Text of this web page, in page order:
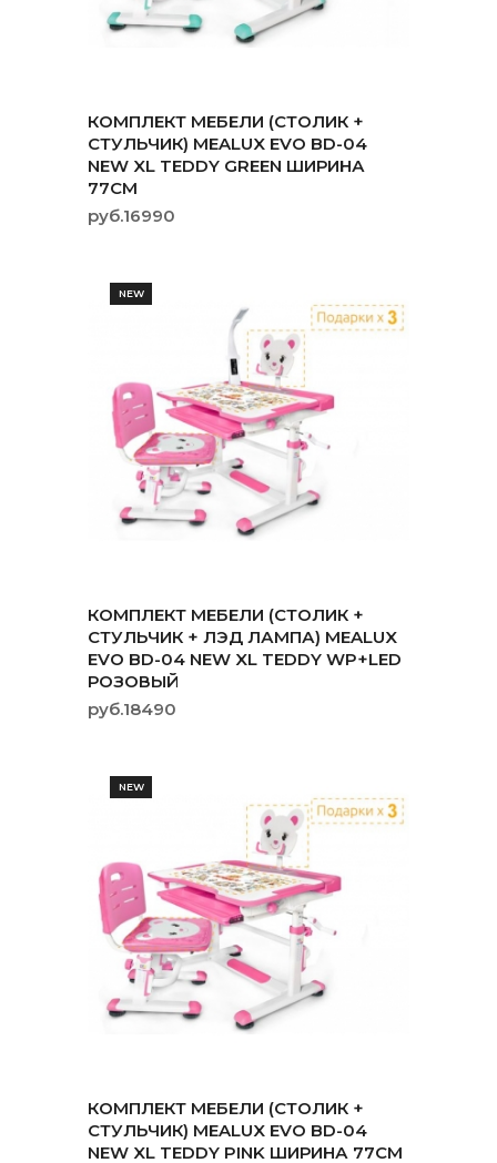
КОМПЛЕКТ МЕБЕЛИ (СТОЛИК +
СТУЛЬЧИК) MEALUX EVO BD-04
NEW XL TEDDY GREEN ШИРИНА
77СМ
руб.16990
NEW
КОМПЛЕКТ МЕБЕЛИ (СТОЛИК +
СТУЛЬЧИК + ЛЭД ЛАМПА) MEALUX
EVO BD-04 NEW XL TEDDY WP+LED
РОЗОВЫЙ
руб.18490
NEW
КОМПЛЕКТ МЕБЕЛИ (СТОЛИК +
СТУЛЬЧИК) MEALUX EVO BD-04
NEW XL TEDDY PINK ШИРИНА 77СМ